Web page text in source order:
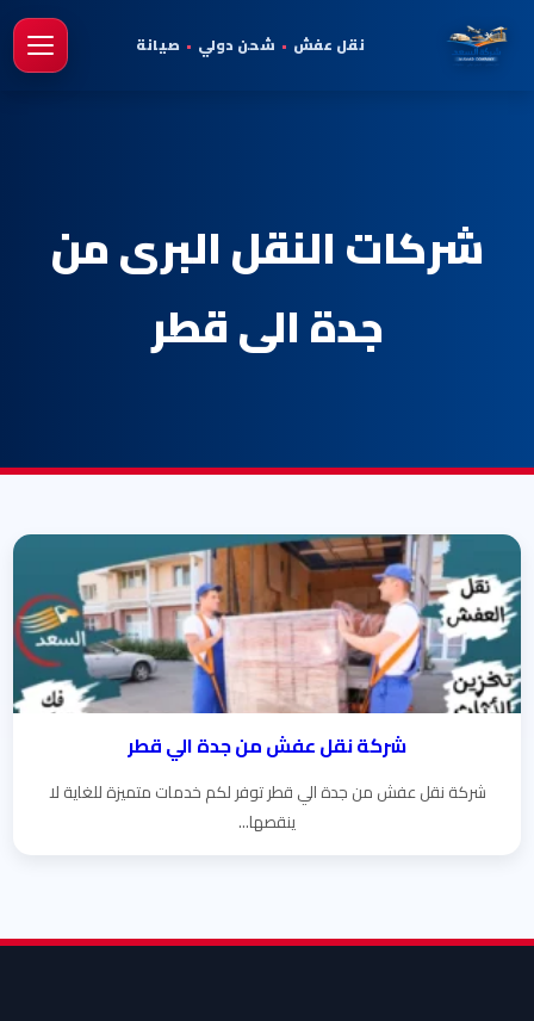
نقل عفش • شحن دولي • صيانة
شركات النقل البرى من
جدة الى قطر
شركة نقل عفش من جدة الي قطر
شركة نقل عفش من جدة الي قطر توفر لكم خدمات متميزة للغاية لا
ينقصها...